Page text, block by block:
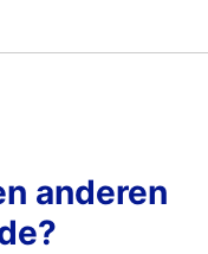
anderen